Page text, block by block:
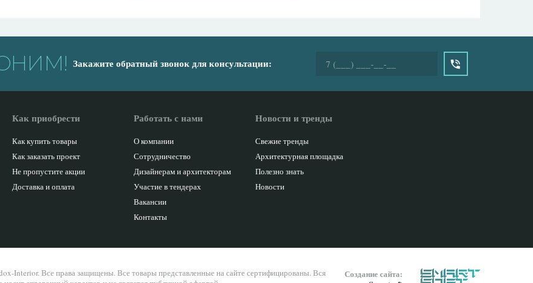
Закажите обратный звонок для консультации:
Как приобрести
Как купить товары
Как заказать проект
Не пропустите акции
Доставка и оплата
Работать с нами
О компании
Сотрудничество
Дизайнерам и архитекторам
Участие в тендерах
Вакансии
Контакты
Новости и тренды
Свежие тренды
Архитектурная площадка
Полезно знать
Новости
Interior. Все права защищены. Все товары представленные на сайте сертифицированы. Вся
Создание сайта: